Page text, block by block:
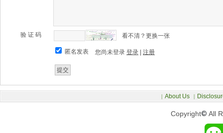
验 证 码 看不清？更换一张
匿名发表 您尚未登录 登录 注册
Copyright© All
| About Us |